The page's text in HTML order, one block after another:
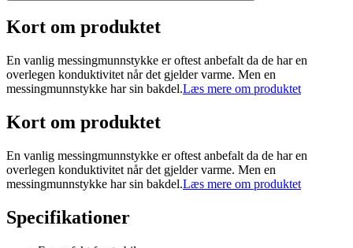
Kort om produktet
En vanlig messingmunnstykke er oftest anbefalt da de har en
overlegen konduktivitet når det gjelder varme. Men en
messingmunnstykke har sin bakdel.Læs mere om produktet
Kort om produktet
En vanlig messingmunnstykke er oftest anbefalt da de har en
overlegen konduktivitet når det gjelder varme. Men en
messingmunnstykke har sin bakdel.Læs mere om produktet
Specifikationer